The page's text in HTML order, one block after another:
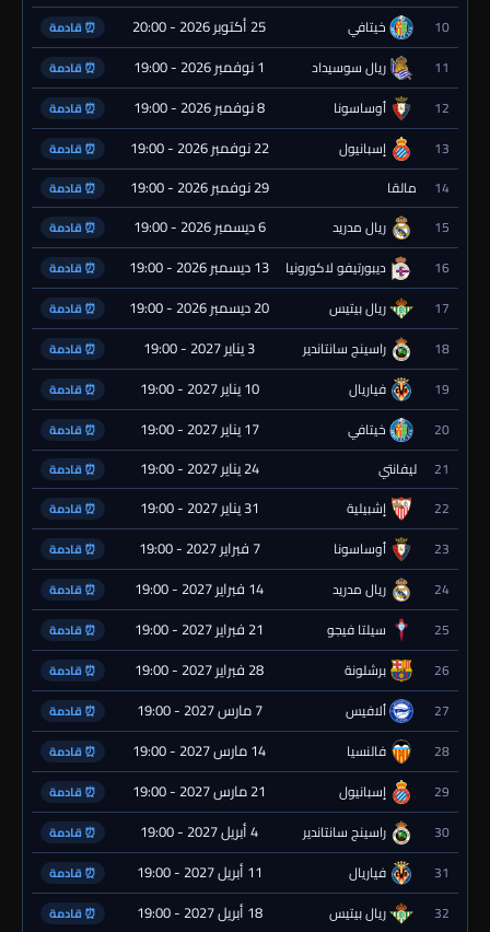
10 خيتافي 25 أكتوبر 2026 - 20:00 ⏰ قادمة
11 ريال سوسيداد 1 نوفمبر 2026 - 19:00 ⏰ قادمة
12 أوساسونا 8 نوفمبر 2026 - 19:00 ⏰ قادمة
13 إسبانيول 22 نوفمبر 2026 - 19:00 ⏰ قادمة
14 مالقا 29 نوفمبر 2026 - 19:00 ⏰ قادمة
15 ريال مدريد 6 ديسمبر 2026 - 19:00 ⏰ قادمة
16 ديبورتيفو لاكورونيا 13 ديسمبر 2026 - 19:00 ⏰ قادمة
17 ريال بيتيس 20 ديسمبر 2026 - 19:00 ⏰ قادمة
18 راسينج سانتاندير 3 يناير 2027 - 19:00 ⏰ قادمة
19 فياريال 10 يناير 2027 - 19:00 ⏰ قادمة
20 خيتافي 17 يناير 2027 - 19:00 ⏰ قادمة
21 ليفانتي 24 يناير 2027 - 19:00 ⏰ قادمة
22 إشبيلية 31 يناير 2027 - 19:00 ⏰ قادمة
23 أوساسونا 7 فبراير 2027 - 19:00 ⏰ قادمة
24 ريال مدريد 14 فبراير 2027 - 19:00 ⏰ قادمة
25 سيلتا فيجو 21 فبراير 2027 - 19:00 ⏰ قادمة
26 برشلونة 28 فبراير 2027 - 19:00 ⏰ قادمة
27 ألافيس 7 مارس 2027 - 19:00 ⏰ قادمة
28 فالنسيا 14 مارس 2027 - 19:00 ⏰ قادمة
29 إسبانيول 21 مارس 2027 - 19:00 ⏰ قادمة
30 راسينج سانتاندير 4 أبريل 2027 - 19:00 ⏰ قادمة
31 فياريال 11 أبريل 2027 - 19:00 ⏰ قادمة
32 ريال بيتيس 18 أبريل 2027 - 19:00 ⏰ قادمة